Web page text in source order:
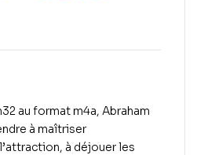
au format m4a, Abraham
à maîtriser
à déjouer les